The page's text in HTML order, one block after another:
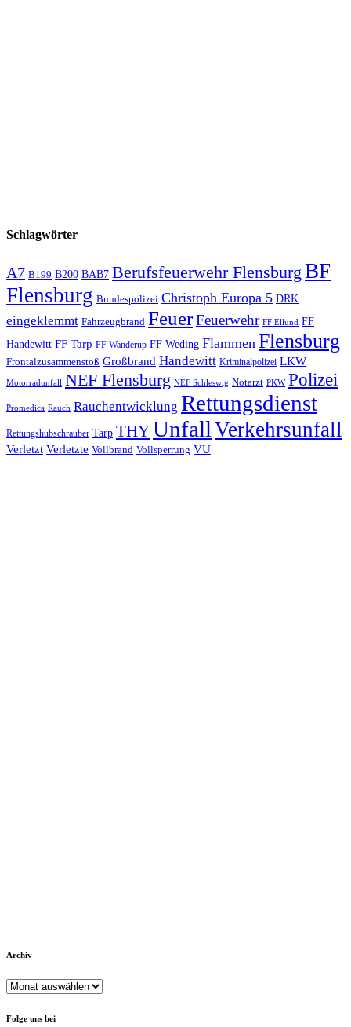
Schlagwörter
A7 B199 B200 BAB7 Berufsfeuerwehr Flensburg BF
Flensburg Bundespolizei Christoph Europa 5 DRK
eingeklemmt Fahrzeugbrand FeuerFeuerwehr FF Ellund FF
Handewitt FF Tarp FF Wanderup FF Weding Flammen Flensburg
Frontalzusammenstoß Großbrand Handewitt Kriminalpolizei LKW
Motorradunfall NEF Flensburg NEF Schleswig Notarzt PKW Polizei
Promedica Rauch Rauchentwicklung Rettungsdienst
Rettungshubschrauber Tarp THYUnfall Verkehrsunfall
Verletzt Verletzte Vollbrand Vollsperrung VU
Archiv
Archiv
Folge uns bei